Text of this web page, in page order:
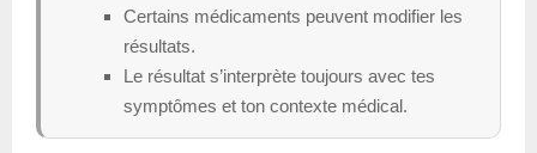
Certains médicaments peuvent modifier les
résultats.
Le résultat s’interprète toujours avec tes
symptômes et ton contexte médical.